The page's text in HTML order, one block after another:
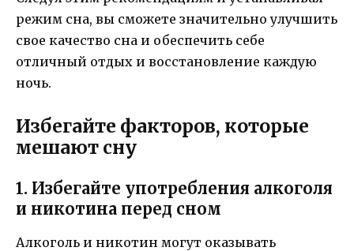
режим сна, вы сможете значительно улучшить
свое качество сна и обеспечить себе
отличный отдых и восстановление каждую
ночь.
Избегайте факторов, которые
мешают сну
1. Избегайте употребления алкоголя
и никотина перед сном
Алкоголь и никотин могут оказывать